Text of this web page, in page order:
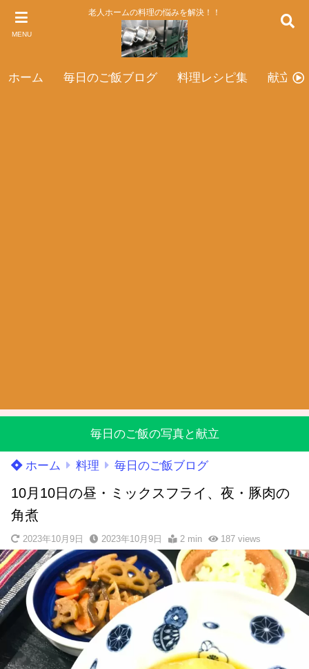
MENU
老人ホームの料理の悩みを解決！！
ホーム 毎日のご飯ブログ 料理レシピ集 献立表
毎日のご飯の写真と献立
ホーム 料理 毎日のご飯ブログ
10月10日の昼・ミックスフライ、夜・豚肉の
角煮
2023年10月9日 2023年10月9日 2 min 187views